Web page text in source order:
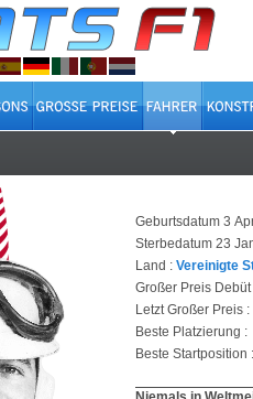
Geburtsdatum 3
Sterbedatum 23
Land : Vereinigte
Großer Preis Debüt
Letzt Großer Preis :
Beste Platzierung :
Beste Startposition :